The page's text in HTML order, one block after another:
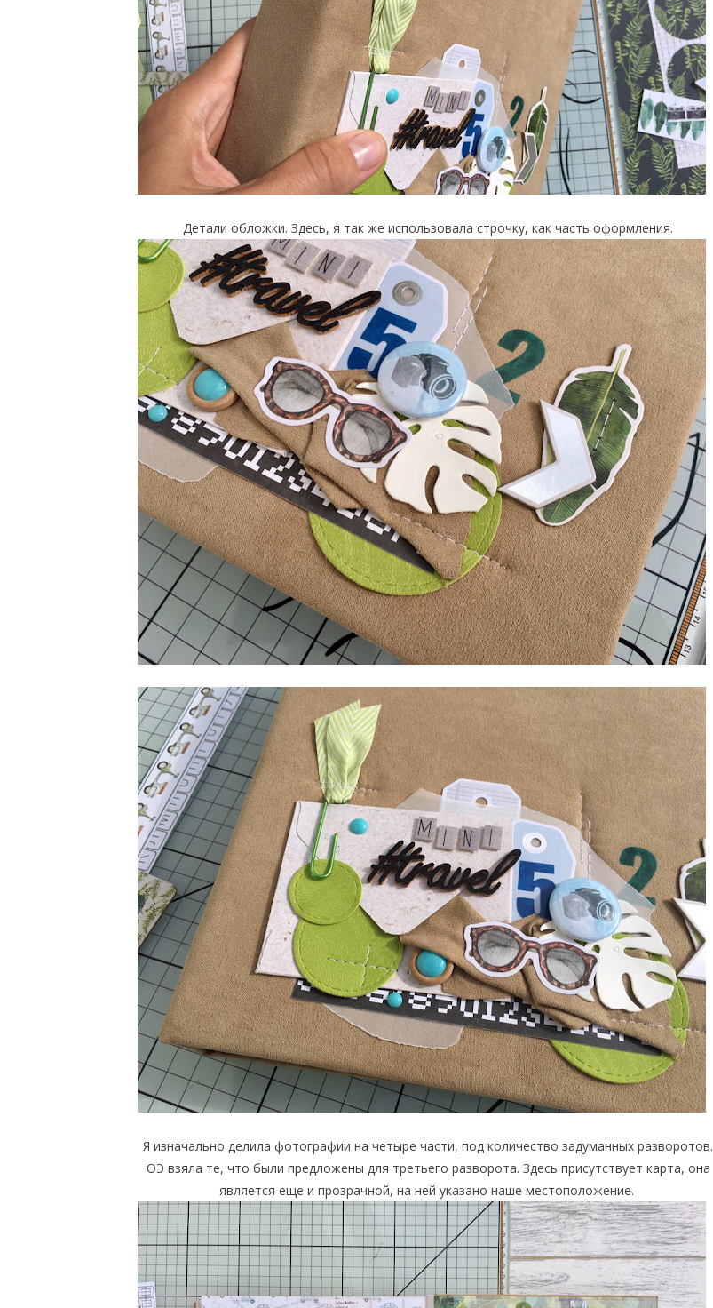
Детали обложки. Здесь, я так же использовала строчку, как часть оформления.
Я изначально делила фотографии на четыре части, под количество задуманных разворотов.
ОЭ взяла те, что были предложены для третьего разворота. Здесь присутствует карта, она
является еще и прозрачной, на ней указано наше местоположение.